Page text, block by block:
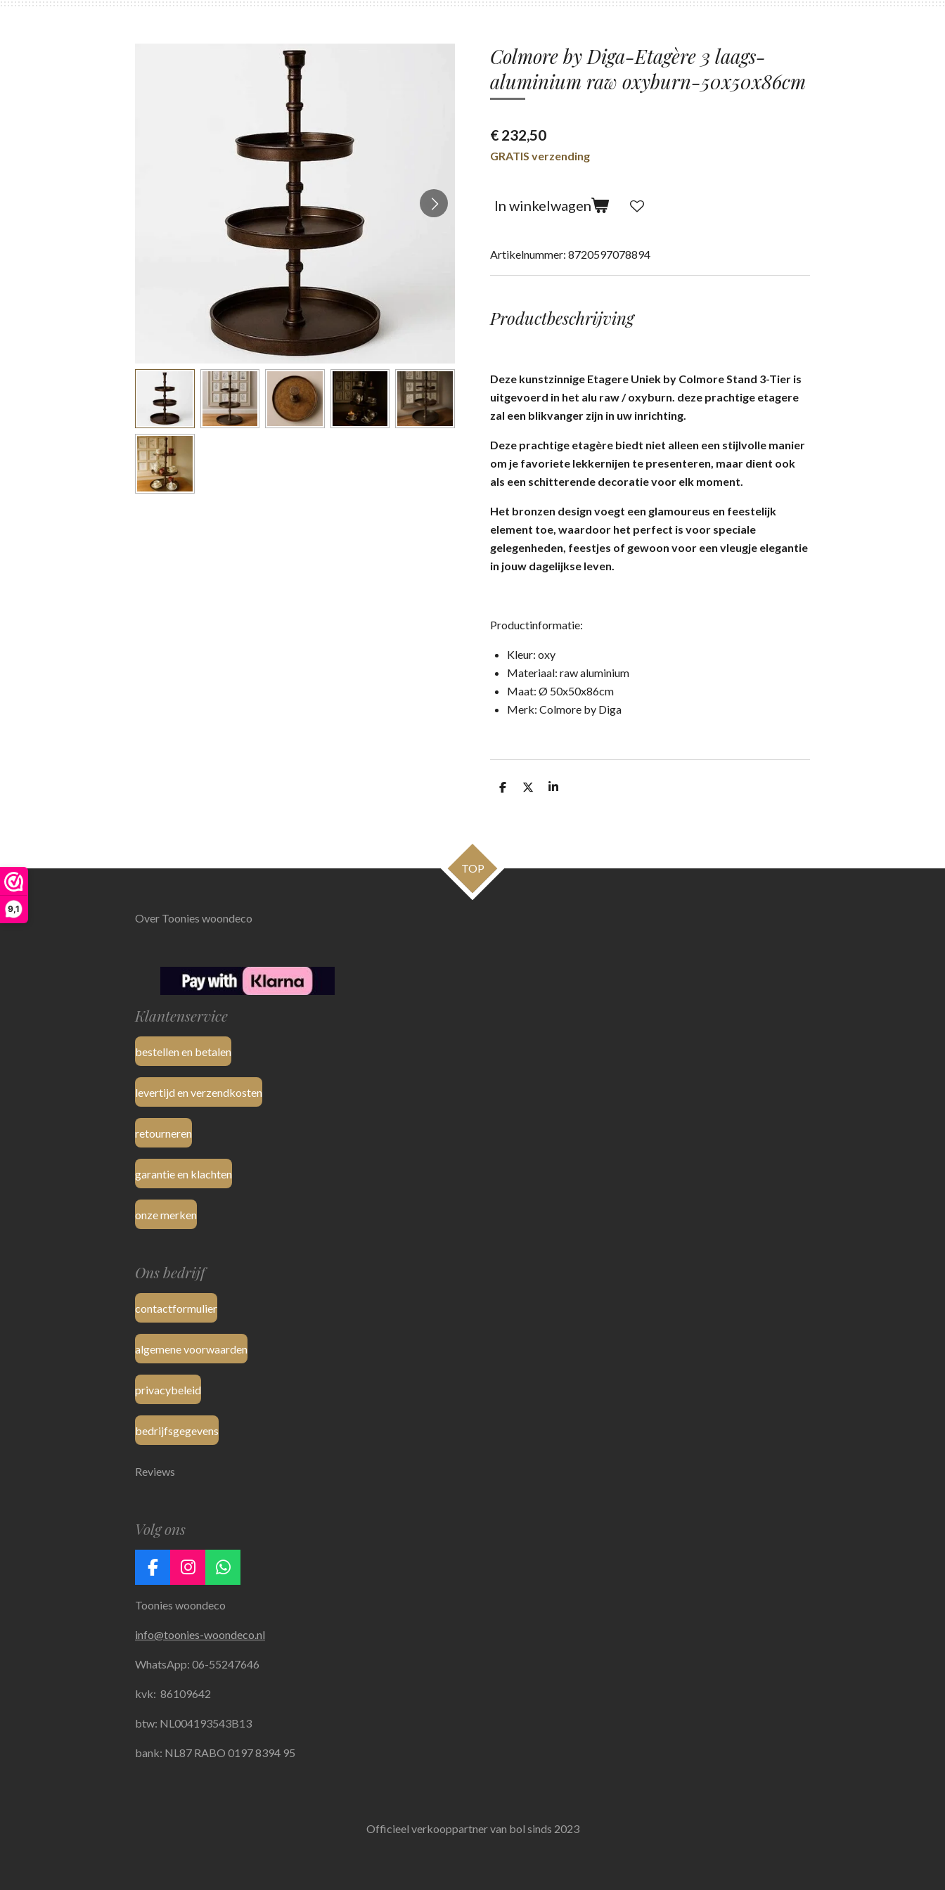
9,1
Colmore by Diga-Etagère 3 laags-
aluminium raw oxyburn-50x50x86cm
€ 232,50
GRATIS verzending
In winkelwagen
Artikelnummer: 8720597078894
Productbeschrijving
Deze kunstzinnige Etagere Uniek by Colmore Stand 3-Tier is
uitgevoerd in het alu raw / oxyburn. deze prachtige etagere
zal een blikvanger zijn in uw inrichting.
Deze prachtige etagère biedt niet alleen een stijlvolle manier
om je favoriete lekkernijen te presenteren, maar dient ook
als een schitterende decoratie voor elk moment.
Het bronzen design voegt een glamoureus en feestelijk
element toe, waardoor het perfect is voor speciale
gelegenheden, feestjes of gewoon voor een vleugje elegantie
in jouw dagelijkse leven.
Productinformatie:
Kleur: oxy
Materiaal: raw aluminium
Maat: Ø 50x50x86cm
Merk: Colmore by Diga
D
D
S
TOP
Over Toonies woondeco
Klantenservice
bestellen en betalen
levertijd en verzendkosten
retourneren
garantie en klachten
onze merken
Ons bedrijf
contactformulier
algemene voorwaarden
privacybeleid
bedrijfsgegevens
Reviews
Volg ons
F
c
b
o
k
I
s
a
g
a
W
a
s
A
Toonies woondeco
info@toonies-woondeco.nl
WhatsApp: 06-55247646
kvk: 86109642
btw: NL004193543B13
bank: NL87 RABO 0197 8394 95
Officieel verkooppartner van bol sinds 2023